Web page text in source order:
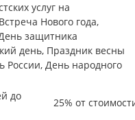
услуг на
Нового года,
защитника
день, Праздник весны
России, День народного
до
25% от